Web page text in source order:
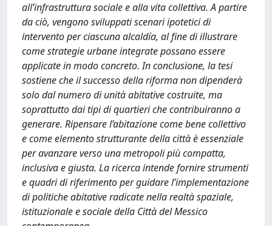
all’infrastruttura sociale e alla vita collettiva. A partire
da ciò, vengono sviluppati scenari ipotetici di
intervento per ciascuna alcaldía, al fine di illustrare
come strategie urbane integrate possano essere
applicate in modo concreto. In conclusione, la tesi
sostiene che il successo della riforma non dipenderà
solo dal numero di unità abitative costruite, ma
soprattutto dai tipi di quartieri che contribuiranno a
generare. Ripensare l’abitazione come bene collettivo
e come elemento strutturante della città è essenziale
per avanzare verso una metropoli più compatta,
inclusiva e giusta. La ricerca intende fornire strumenti
e quadri di riferimento per guidare l’implementazione
di politiche abitative radicate nella realtà spaziale,
istituzionale e sociale della Città del Messico